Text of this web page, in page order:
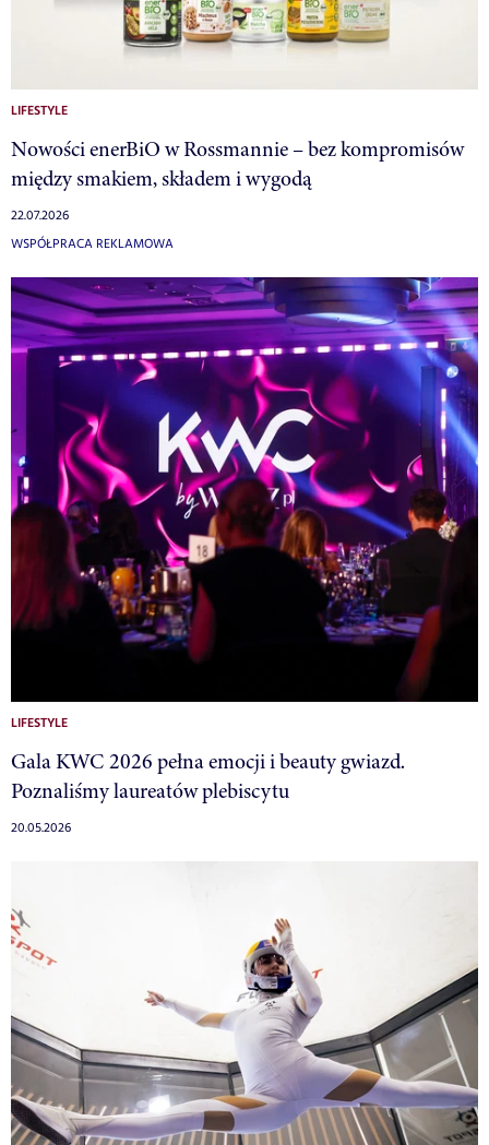
LIFESTYLE
Nowości enerBiO w Rossmannie – bez kompromisów
między smakiem, składem i wygodą
22.07.2026
WSPÓŁPRACA REKLAMOWA
LIFESTYLE
Gala KWC 2026 pełna emocji i beauty gwiazd.
Poznaliśmy laureatów plebiscytu
20.05.2026